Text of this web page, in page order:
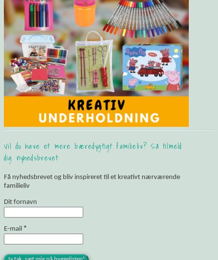
Vil du have et mere bæredygtigt familieliv? Så tilmeld
dig nyhedsbrevet:
Få nyhedsbrevet og bliv inspireret til et kreativt nærværende
familieliv
Dit fornavn
E-mail *